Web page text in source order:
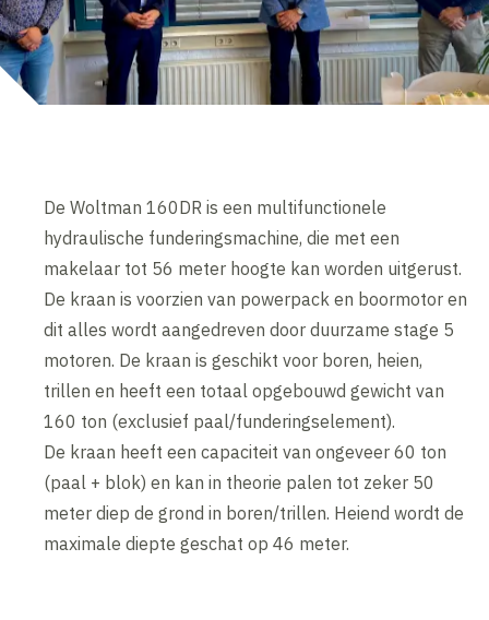
De Woltman 160DR is een multifunctionele
hydraulische funderingsmachine, die met een
makelaar tot 56 meter hoogte kan worden uitgerust.
De kraan is voorzien van powerpack en boormotor en
dit alles wordt aangedreven door duurzame stage 5
motoren. De kraan is geschikt voor boren, heien,
trillen en heeft een totaal opgebouwd gewicht van
160 ton (exclusief paal/funderingselement).
De kraan heeft een capaciteit van ongeveer 60 ton
(paal + blok) en kan in theorie palen tot zeker 50
meter diep de grond in boren/trillen. Heiend wordt de
maximale diepte geschat op 46 meter.